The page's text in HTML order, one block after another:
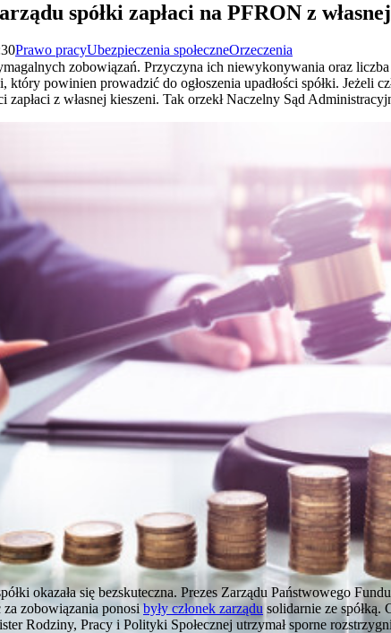
spółki zapłaci na PFRON z
Prawo pracyUbezpieczenia społeczneOrzeczenia
zobowiązań. Przyczyna ich niewykonywania oraz
który powinien prowadzić do ogłoszenia upadłości spółki. Jeżeli
zapłaci z własnej kieszeni. Tak orzekł Naczelny Sąd
okazała się bezskuteczna. Prezes Zarządu Państwowego
zobowiązania ponosi były członek zarządu solidarnie ze spółką.
Rodziny, Pracy i Polityki Społecznej utrzymał sporne